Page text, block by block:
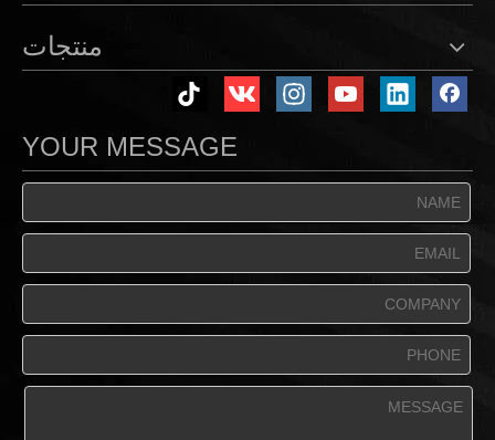
منتجات
YOUR MESSAGE